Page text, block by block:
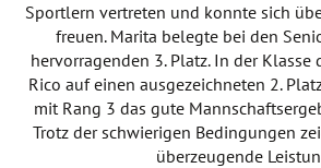
Sportlern vertreten und konnte sich
freuen. Marita belegte bei den
hervorragenden 3. Platz. In der Klasse
Rico auf einen ausgezeichneten 2.
mit Rang 3 das gute
Trotz der schwierigen Bedingungen
überzeugende